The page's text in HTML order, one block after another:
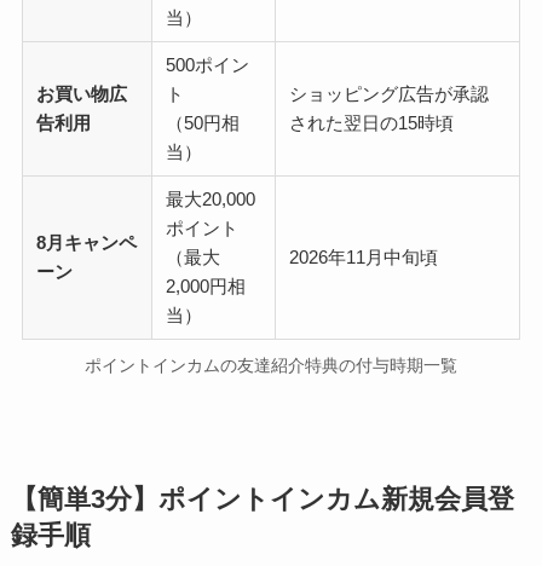
当）
お買い物広
告利用
500ポイン
ト
（50円相
当）
ショッピング広告が承認
された翌日の15時頃
8月キャンペ
ーン
最大20,000
ポイント
（最大
2,000円相
当）
2026年11月中旬頃
ポイントインカムの友達紹介特典の付与時期一覧
【簡単3分】ポイントインカム新規会員登
録手順